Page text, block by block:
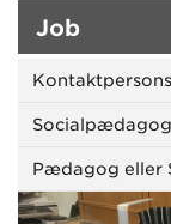
Job
Pædagog eller